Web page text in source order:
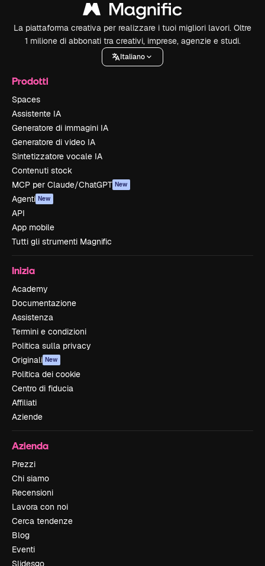
La piattaforma creativa per realizzare i tuoi migliori lavori. Oltre
1 milione di abbonati tra creativi, imprese, agenzie e studi.
Italiano
Prodotti
Spaces
Assistente IA
Generatore di immagini IA
Generatore di video IA
Sintetizzatore vocale IA
Contenuti stock
MCP per Claude/ChatGPT New
Agenti New
API
App mobile
Tutti gli strumenti Magnific
Inizia
Academy
Documentazione
Assistenza
Termini e condizioni
Politica sulla privacy
Originali New
Politica dei cookie
Centro di fiducia
Affiliati
Aziende
Azienda
Prezzi
Chi siamo
Recensioni
Lavora con noi
Cerca tendenze
Blog
Eventi
Slidesgo